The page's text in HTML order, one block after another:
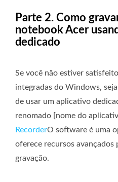
Parte 2. Como
notebook Acer
dedicado
Se você não estiver
integradas do Windows,
de usar um aplicativo
renomado [nome do
RecorderO software é uma
oferece recursos avançados
gravação.